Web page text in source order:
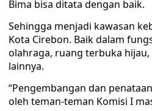
Bima bisa ditata dengan baik.
Sehingga menjadi kawasan
Kota Cirebon. Baik dalam
olahraga, ruang terbuka
lainnya.
“Pengembangan dan
oleh teman-teman Komisi I